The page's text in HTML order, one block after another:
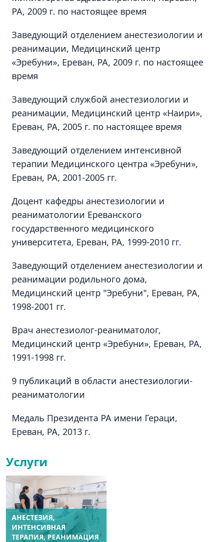
РА, 2009 г. по настоящее время
Заведующий отделением анестезиологии и
реанимации, Медицинский центр
«Эребуни», Ереван, РА, 2009 г. по настоящее
время
Заведующий службой анестезиологии и
реанимации, Медицинский центр «Наири»,
Ереван, РА, 2005 г. по настоящее время
Заведующий отделением интенсивной
терапии Медицинского центра «Эребуни»,
Ереван, РА, 2001-2005 гг.
Доцент кафедры анестезиологии и
реаниматологии Ереванского
государственного медицинского
университета, Ереван, РА, 1999-2010 гг.
Заведующий отделением анестезиологии и
реанимации родильного дома,
Медицинский центр "Эребуни", Ереван, РА,
1998-2001 гг.
Врач анестезиолог-реаниматолог,
Медицинский центр «Эребуни», Ереван, РА,
1991-1998 гг.
9 публикаций в области анестезиологии-
реаниматологии
Медаль Президента РА имени Гераци,
Ереван, РА, 2013 г.
Услуги
АНЕСТЕЗИЯ,
ИНТЕНСИВНАЯ
ТЕРАПИЯ, РЕАНИМАЦИЯ